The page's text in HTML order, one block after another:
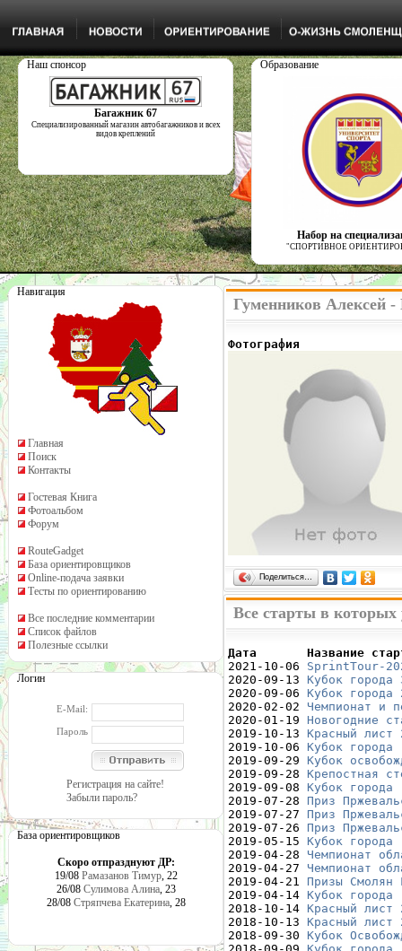
Наш спонсор
Багажник 67
Специализированный магазин автобагажников и всех
видов креплений
Образование
Набор на
"СПОРТИВНОЕ
Навигация
Главная
Поиск
Контакты
Гостевая Книга
Фотоальбом
Форум
RouteGadget
База ориентировщиков
Online-подача заявки
Тесты по ориентированию
Все последние комментарии
Список файлов
Полезные ссылки
Логин
E-Mail:
Пароль
Регистрация на сайте!
Забыли пароль?
База ориентировщиков
Скоро отпразднуют ДР:
19/08 Рамазанов Тимур, 22
26/08 Сулимова Алина, 23
28/08 Стряпчева Екатерина, 28
Гуменников Алексей
Фотография
Поделиться…
Все старты в которых
Дата       Название
2021-10-06 SprintTour-
2020-09-13 Кубок города
2020-09-06 Кубок города
2020-02-02 Чемпионат и
2020-01-19 Новогодние
2019-10-13 Красный лист
2019-10-06 Кубок
2019-09-29 Кубок
2019-09-28 Крепостная
2019-09-08 Кубок
2019-07-28 Приз
2019-07-27 Приз
2019-07-26 Приз
2019-05-15 Кубок
2019-04-28 Чемпионат
2019-04-27 Чемпионат
2019-04-21 Призы Смолян
2019-04-14 Кубок
2018-10-14 Красный
2018-10-13 Красный
2018-09-30 Кубок